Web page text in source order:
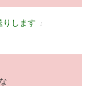
りします ：